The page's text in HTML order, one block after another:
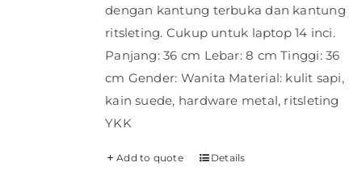
dengan kantung terbuka dan kantung
ritsleting. Cukup untuk laptop 14 inci.
Panjang: 36 cm Lebar: 8 cm Tinggi: 36
cm Gender: Wanita Material: kulit sapi,
kain suede, hardware metal, ritsleting
YKK
Add to quote Details